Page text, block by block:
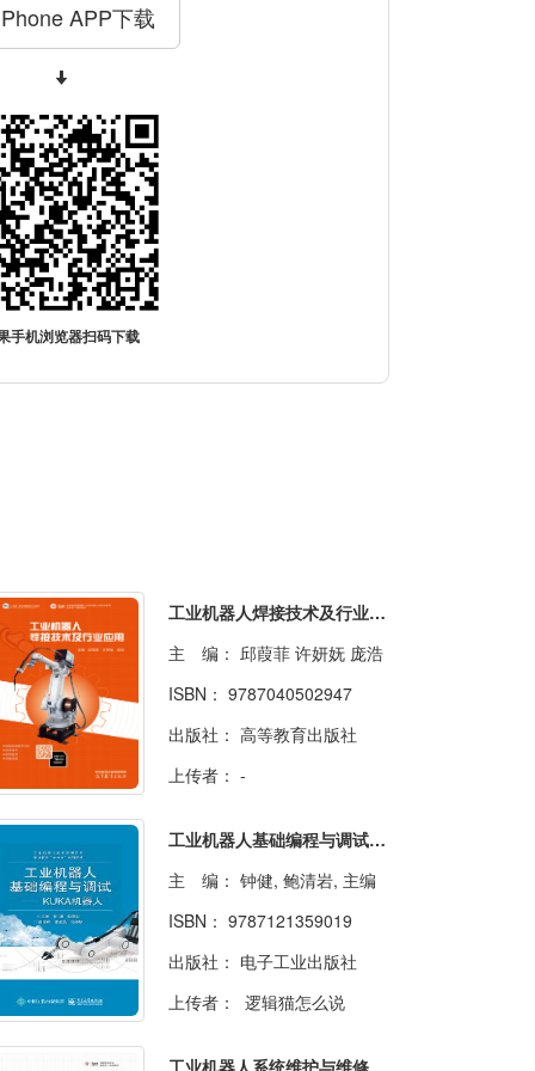
APP下载
手机浏览器扫码下载
工业机器人焊接技术及行业应用
主 编： 邱葭菲 许妍妩 庞浩
ISBN： 9787040502947
出版社： 高等教育出版社
上传者： -
工业机器人基础编程与调试——KUKA机器人
主 编： 钟健, 鲍清岩, 主编
ISBN： 9787121359019
出版社： 电子工业出版社
上传者：
逻辑猫怎么说
工业机器人系统维护与维修